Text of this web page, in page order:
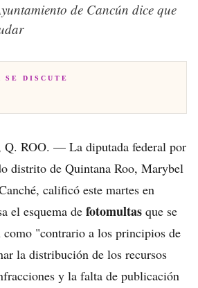
de Cancún dice que
SE DISCUTE
ROO. — La diputada federal por
distrito de Quintana Roo, Marybel
calificó este martes en
el esquema de fotomultas que se
como "contrario a los principios de
la distribución de los recursos
y la falta de publicación